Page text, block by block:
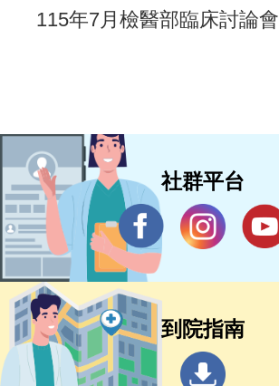
115年7月檢醫部臨床討論會
社群平台
到院指南